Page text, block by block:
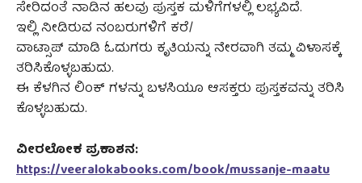
ಸೇರಿದಂತೆ ನಾಡಿನ ಹಲವು ಪುಸ್ತಕ ಮಳಿಗೆಗಳಲ್ಲಿ ಲಭ್ಯವಿದೆ.
ಇಲ್ಲಿ ನೀಡಿರುವ ನಂಬರುಗಳಿಗೆ ಕರೆ/
ವಾಟ್ಸಾಪ್ ಮಾಡಿ ಓದುಗರು ಕೃತಿಯನ್ನು ನೇರವಾಗಿ ತಮ್ಮ ವಿಳಾಸಕ್ಕೆ
ತರಿಸಿಕೊಳ್ಳಬಹುದು.
ಈ ಕೆಳಗಿನ ಲಿಂಕ್ ಗಳನ್ನು ಬಳಸಿಯೂ ಆಸಕ್ತರು ಪುಸ್ತಕವನ್ನು ತರಿಸಿ
ಕೊಳ್ಳಬಹುದು.
ವೀರಲೋಕ ಪ್ರಕಾಶನ:
https://veeralokabooks.com/book/mussanje-maatu